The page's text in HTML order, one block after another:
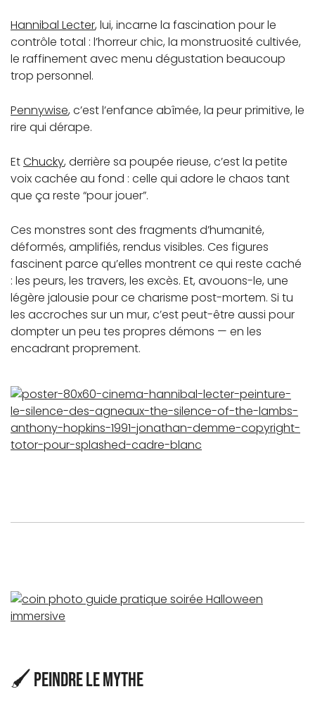
Hannibal Lecter, lui, incarne la fascination pour le
contrôle total : l’horreur chic, la monstruosité cultivée,
le raffinement avec menu dégustation beaucoup
trop personnel.
Pennywise, c’est l’enfance abîmée, la peur primitive, le
rire qui dérape.
EtChucky, derrière sa poupée rieuse, c’est la petite
voix cachée au fond : celle qui adore le chaos tant
que ça reste “pour jouer”.
Ces monstres sont des fragments d’humanité,
déformés, amplifiés, rendus visibles. Ces figures
fascinent parce qu’elles montrent ce qui reste caché
: les peurs, les travers, les excès. Et, avouons-le, une
légère jalousie pour ce charisme post-mortem. Si tu
les accroches sur un mur, c’est peut-être aussi pour
dompter un peu tes propres démons — en les
encadrant proprement.
🖌️ Peindre le mythe